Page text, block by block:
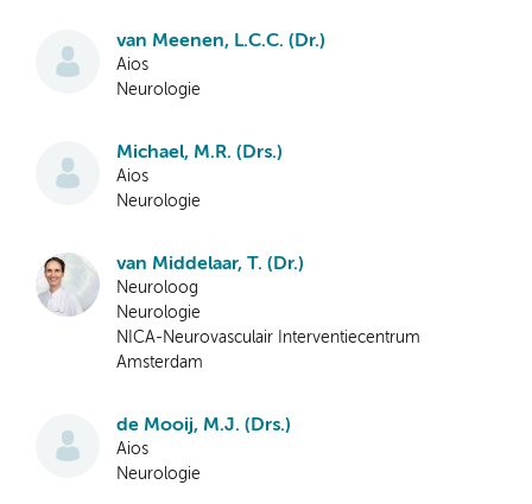
van Meenen, L.C.C. (Dr.)
Aios
Neurologie
Michael, M.R. (Drs.)
Aios
Neurologie
van Middelaar, T. (Dr.)
Neuroloog
Neurologie
NICA-Neurovasculair Interventiecentrum
Amsterdam
de Mooij, M.J. (Drs.)
Aios
Neurologie